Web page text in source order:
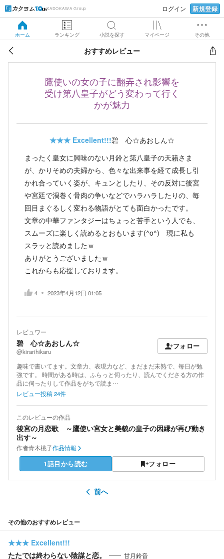
KADOKAWA Group ログイン 新規登録
ホーム ランキング 小説を探す マイページ その他
おすすめレビュー
鷹使いの女の子に翻弄され影響を
受け第八皇子がどう変わって行く
かが魅力
★★★ Excellent!!!碧 心☆あおしん☆
まったく皇女に興味のない月鈴と第八皇子の天籟さま
が、かりそめの夫婦から、色々な出来事を経て成長し引
かれ合っていく姿が、キュンとしたり、その反対に後宮
や宮廷で渦巻く骨肉の争いなどでハラハラしたりの、毎
回目まぐるしく変わる物語がとても面白かったです。
文章の中華ファンタジーはちょっと苦手という人でも、
スムーズに楽しく読めるとおもいます(^o^) 現に私も
スラッと読めましたｗ
ありがとうございましたｗ
これからも応援しております。
4 2023年4月12日 01:05
レビュワー
碧 心☆あおしん☆
@kirarihikaru
フォロー
趣味で書いてます。文章力、表現力など、まだまだ未熟で、毎日が勉
強です。 時間がある時は、ふらっと伺ったり、読んでくださる方の作
品に伺ったりして作品をがちで読ま…
レビュー投稿24件
このレビューの作品
後宮の月恋歌 ～鷹使い宮女と美貌の皇子の因縁が再び動き
出す～
作者青木桃子作品情報
1話目から読む フォロー
前へ
その他のおすすめレビュー
★★★ Excellent!!!
たたでは終わらない陰謀と恋。
甘月鈴音